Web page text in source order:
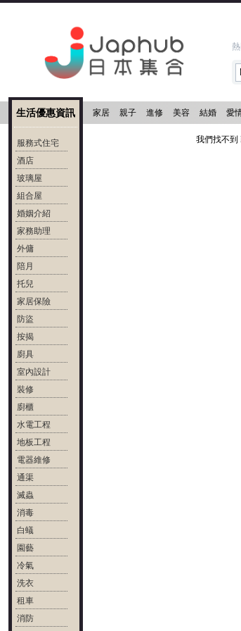
家居 親子 進修 美容 結婚 愛
生活優惠資訊
服務式住宅
酒店
玻璃屋
組合屋
婚姻介紹
家務助理
外傭
陪月
托兒
家居保險
防盜
按揭
廚具
室內設計
裝修
廚櫃
水電工程
地板工程
電器維修
通渠
滅蟲
消毒
白蟻
園藝
冷氣
洗衣
租車
消防
我們找不到